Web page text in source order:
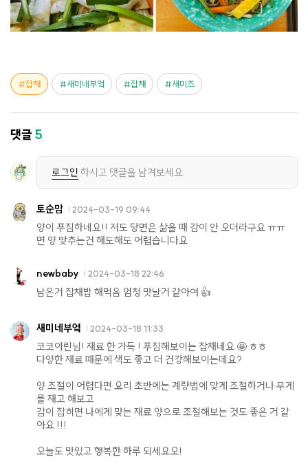
잡채 새미네부엌 잡채 새미즈
댓글5
로그인 하시고 댓글을 남겨보세요.
토순맘 2024-03-19 09:44
양이 푸짐하네요!! 저도 당면은 삶을 때 감이 안 오더라구요 ㅠㅠ
면 양 맞추는건 해도해도 어렵습니다요
newbaby 2024-03-18 22:46
남은거 잡채밥 해먹음 엄청 맛날거 같아여 👍
새미네부엌 2024-03-18 11:33
코코아린님! 재료 한 가득 ! 푸짐해보이는 잡채네요 🤩 ㅎㅎ
다양한 재료 때문에 색도 좋고 더 건강해보이는데요?
양 조절이 어렵다면 요리 초반에는 계량법에 맞게 조절하거나 무게
를 재고 해보고
감이 잡히면 나에게 맞는 재료 양으로 조절해보는 것도 좋은 거 같
아요 !!!
오늘도 맛있고 행복한 하루 되세요오!